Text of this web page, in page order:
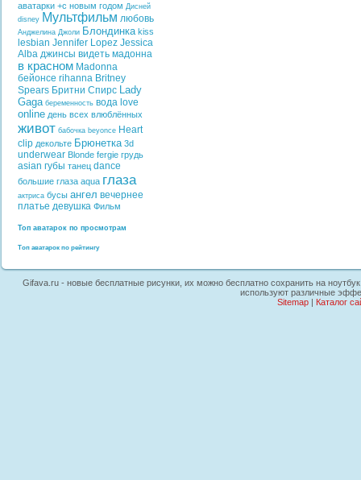
аватарки +с новым годом Дисней
disney Мультфильм любовь
Анджелина Джоли Блондинка kiss
lesbian Jennifer Lopez Jessica
Alba джинсы видеть мадонна
в красном Madonna
бейонсе rihanna Britney
Spears Бритни Спирс Lady
Gaga беременность вода love
online день всех влюблённых
живот бабочка beyonce Heart
clip декольте Брюнетка 3d
underwear Blonde fergie грудь
asian губы танец dance
большие глаза aqua глаза
актриса бусы ангел вечернее
платье девушка Фильм
Топ аватарок по просмотрам
Топ аватарок по рейтингу
Gifava.ru - новые бесплатные рисунки, их можно бесплатно сохранить на
используют различные
Sitemap| Каталог